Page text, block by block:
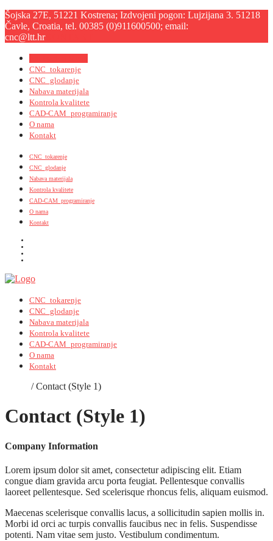
Šojska 27E, 51221 Kostrena; Izdvojeni pogon: Lujzijana 3. 51218
Čavle, Croatia, tel. 00385 (0)911600500; email:
cnc@ltt.hrKONTAKT
CNC_tokarenje
CNC_glodanje
Nabava materijala
Kontrola kvalitete
CAD-CAM_programiranje
O nama
Kontakt
CNC_tokarenje
CNC_glodanje
Nabava materijala
Kontrola kvalitete
CAD-CAM_programiranje
O nama
Kontakt
CNC_tokarenje
CNC_glodanje
Nabava materijala
Kontrola kvalitete
CAD-CAM_programiranje
O nama
Kontakt
/Contact (Style 1)
Contact (Style 1)
Company Information
Lorem ipsum dolor sit amet, consectetur adipiscing elit. Etiam
congue diam gravida arcu porta feugiat. Pellentesque convallis
laoreet pellentesque. Sed scelerisque rhoncus felis, aliquam euismod.
Maecenas scelerisque convallis lacus, a sollicitudin sapien mollis in.
Morbi id orci ac turpis convallis faucibus nec in felis. Suspendisse
potenti. Nam vitae sem justo. Vestibulum condimentum.